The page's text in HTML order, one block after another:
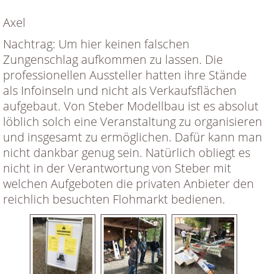
Axel
Nachtrag: Um hier keinen falschen
Zungenschlag aufkommen zu lassen. Die
professionellen Aussteller hatten ihre Stände
als Infoinseln und nicht als Verkaufsflächen
aufgebaut. Von Steber Modellbau ist es absolut
löblich solch eine Veranstaltung zu organisieren
und insgesamt zu ermöglichen. Dafür kann man
nicht dankbar genug sein. Natürlich obliegt es
nicht in der Verantwortung von Steber mit
welchen Aufgeboten die privaten Anbieter den
reichlich besuchten Flohmarkt bedienen.